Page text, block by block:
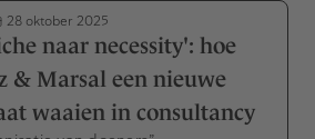
28 oktober 2025
naar necessity': hoe
& Marsal een nieuwe
waaien in consultancy